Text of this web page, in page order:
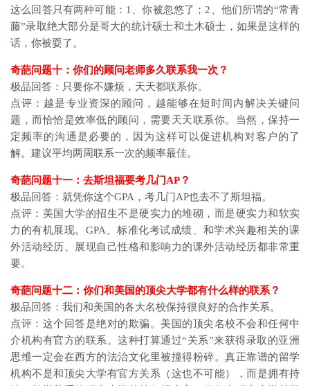
这么回答只有两种可能：1、你被忽悠了；2、他们所谓的“常青
藤”录取绝大部分是哥大的统计硕士和土木硕士，如果是这样的
话，你被耍了。
奇葩问题十：你们的顾问老师多久联系我一次？
极品回答：只要你不嫌烦，天天都联系你。
点评：越是专业资深的顾问，越能够在短时间内解决关键问
题，而恰恰是效率低的顾问，需要天天联系你。当然，保持一
定频率的沟通是必要的，因为这样可以促进机构对客户的了
解。建议平均两周联系一次的频率最佳。
奇葩问题十一：去斯坦福要考几门AP？
极品回答：就凭你这个GPA，考几门AP也去不了斯坦福。
点评：美国大学的招生不是硬实力的堆砌，而是硬实力和软实
力的有机展现。GPA、标准化考试成绩、和学术兴趣相关的课
外活动经历、展现自己性格和影响力的课外活动经历都非常重
要。
奇葩问题十二：你们和美国的顶尖大学都有什么样的联系？
极品回答：我们和美国的各大名校保持很良好的合作关系。
点评：这个回答是绝对的欺骗。美国的顶尖名校不会和任何中
介机构有官方的联系。这种打算通过“关系”来获得录取的亚洲
思维一定会在西方的法治文化里被撞得粉碎。真正靠谱的留学
机构不是和顶尖大学有官方关系（这也不可能），而是拥有持